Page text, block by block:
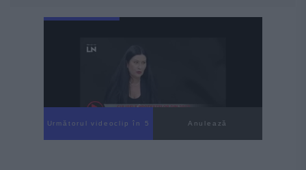
Următorul videoclip în 3 Anulează